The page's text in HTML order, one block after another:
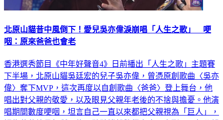
北原山貓昔中風倒下！愛兒吳亦偉淚崩唱「人生之歌」 哽
咽：原來爸爸也會老
香港選秀節目《中年好聲音4》日前播出「人生之歌」主題賽
下半場，北原山貓吳廷宏的兒子吳亦偉，曾憑原創歌曲〈吳亦
偉〉奪下MVP，這次再度以自創歌曲〈爸爸〉登上舞台，他
唱出對父親的敬愛，以及眼見父親年老後的不捨與擔憂。他演
唱期間數度哽咽，坦言自己一直以來都把父親視為「巨人」，